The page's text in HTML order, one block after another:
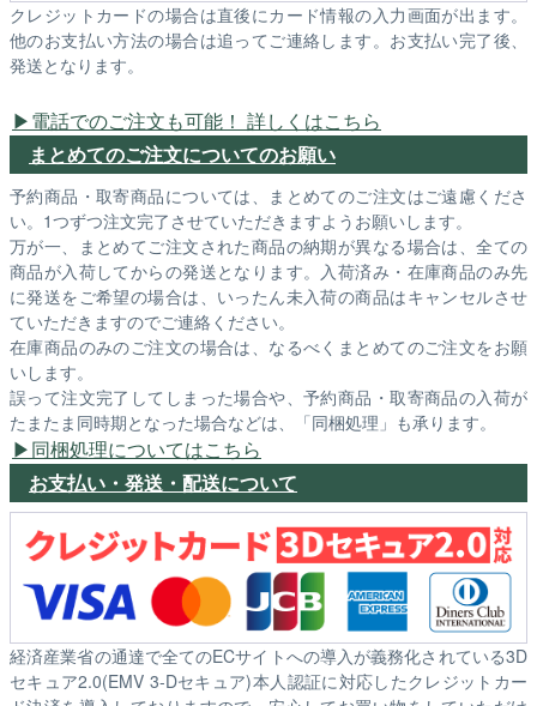
クレジットカードの場合は直後にカード情報の入力画面が出ます。
他のお支払い方法の場合は追ってご連絡します。お支払い完了後、
発送となります。
電話でのご注文も可能！ 詳しくはこちら
まとめてのご注文についてのお願い
予約商品・取寄商品については、まとめてのご注文はご遠慮くださ
い。1つずつ注文完了させていただきますようお願いします。
万が一、まとめてご注文された商品の納期が異なる場合は、全ての
商品が入荷してからの発送となります。入荷済み・在庫商品のみ先
に発送をご希望の場合は、いったん未入荷の商品はキャンセルさせ
ていただきますのでご連絡ください。
在庫商品のみのご注文の場合は、なるべくまとめてのご注文をお願
いします。
誤って注文完了してしまった場合や、予約商品・取寄商品の入荷が
たまたま同時期となった場合などは、「同梱処理」も承ります。
同梱処理についてはこちら
お支払い・発送・配送について
経済産業省の通達で全てのECサイトへの導入が義務化されている3D
セキュア2.0(EMV 3-Dセキュア)本人認証に対応したクレジットカー